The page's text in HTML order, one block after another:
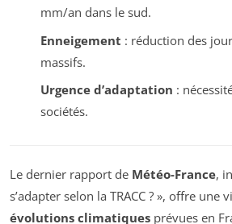
mm/an dans le sud.
Enneigement : réduction des
massifs.
Urgence d’adaptation :
sociétés.
Le dernier rapport de Météo-France,
s’adapter selon la TRACC ? », offre une
évolutions climatiques prévues en